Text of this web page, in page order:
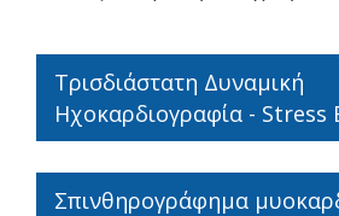
Τρισδιάστατη Δυναμική
Ηχοκαρδιογραφία - Stress
Σπινθηρογράφημα